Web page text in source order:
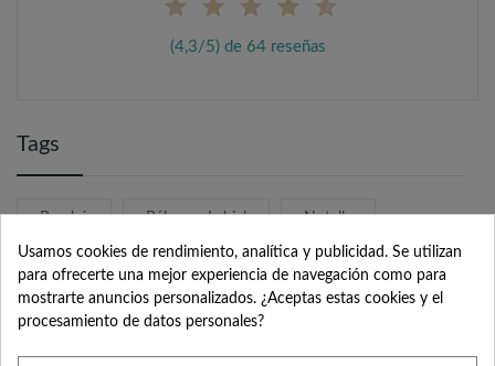
Tags
Bambú Bálsamo Labial Nutella
Set De Cultivo
(4,3/5) de 64 reseñas
Usamos cookies de rendimiento, analítica y publicidad. Se utilizan
para ofrecerte una mejor experiencia de navegación como para
mostrarte anuncios personalizados. ¿Aceptas estas cookies y el
procesamiento de datos personales?